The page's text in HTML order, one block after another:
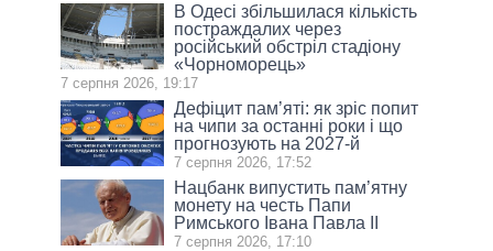
В Одесі збільшилася кількість
постраждалих через
російський обстріл стадіону
«Чорноморець»
7 серпня 2026, 19:17
Дефіцит пам’яті: як зріс попит
на чипи за останні роки і що
прогнозують на 2027-й
7 серпня 2026, 17:52
Нацбанк випустить пам’ятну
монету на честь Папи
Римського Івана Павла II
7 серпня 2026, 17:10